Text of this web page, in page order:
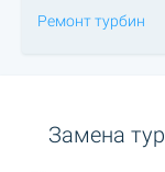
Ремонт турбин
Замена